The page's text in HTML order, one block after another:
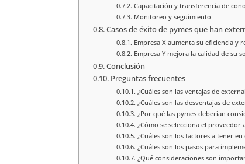
Capacitación y transferencia de
Monitoreo y seguimiento
Casos de éxito de pymes que han
Empresa X aumenta su eficiencia y
Empresa Y mejora la calidad de su
Conclusión
Preguntas frecuentes
¿Cuáles son las ventajas de
¿Cuáles son las desventajas de
¿Por qué las pymes deberían
¿Cómo se selecciona el proveedor
¿Cuáles son los factores a tener
¿Cuáles son los pasos para
¿Qué consideraciones son